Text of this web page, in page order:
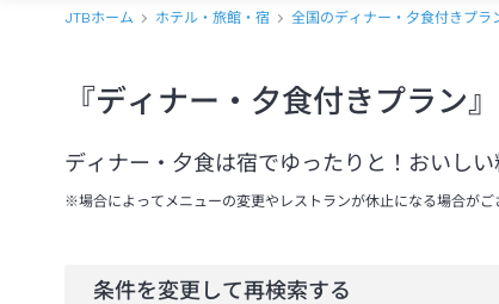
JTBホーム ホテル・旅館・宿 全国のディナー・夕食付きプラ
『ディナー・夕食付きプラン
ディナー・夕食は宿でゆったりと！おいしい
※場合によってメニューの変更やレストランが休止になる場合が
条件を変更して再検索する